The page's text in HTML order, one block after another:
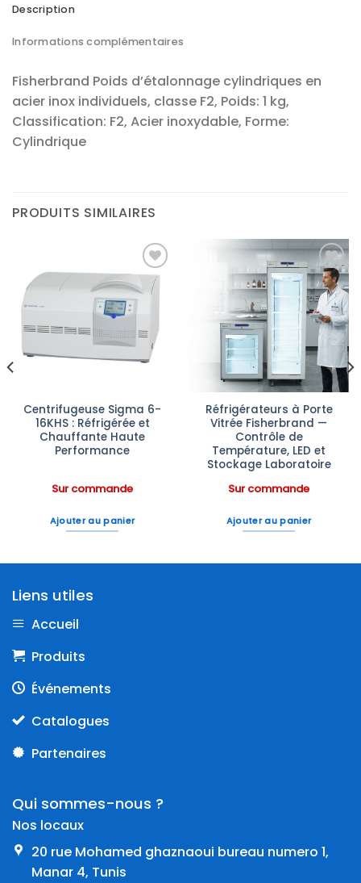
Description
Informations complémentaires
Fisherbrand Poids d’étalonnage cylindriques en
acier inox individuels, classe F2, Poids: 1 kg,
Classification: F2, Acier inoxydable, Forme:
Cylindrique
PRODUITS SIMILAIRES
Ajouter
à la liste
d’envies
Centrifugeuse Sigma 6-
16KHS : Réfrigérée et
Chauffante Haute
Performance
Sur commande
Ajouter au panier
Ajouter
à la liste
d’envies
Réfrigérateurs à Porte
Vitrée Fisherbrand —
Contrôle de
Température, LED et
Stockage Laboratoire
Sur commande
Ajouter au panier
Liens utiles
Accueil
Produits
Événements
Catalogues
Partenaires
Qui sommes-nous ?
Nos locaux
20 rue Mohamed ghaznaoui bureau numero 1,
Manar 4, Tunis